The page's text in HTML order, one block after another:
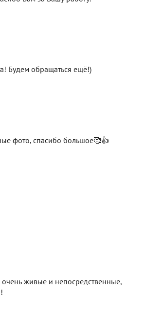
Будем обращаться ещё!)
фото, спасибо большое🥰👍
живые и непосредственные,